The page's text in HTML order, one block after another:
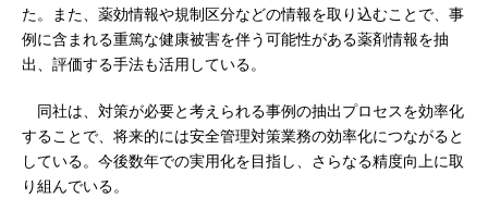
た。また、薬効情報や規制区分などの情報を取り込むことで、事
例に含まれる重篤な健康被害を伴う可能性がある薬剤情報を抽
出、評価する手法も活用している。
同社は、対策が必要と考えられる事例の抽出プロセスを効率化
することで、将来的には安全管理対策業務の効率化につながると
している。今後数年での実用化を目指し、さらなる精度向上に取
り組んでいる。